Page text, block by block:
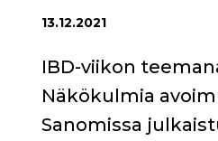
13.12.2021
IBD-viikon
Näkökulmia
Sanomissa